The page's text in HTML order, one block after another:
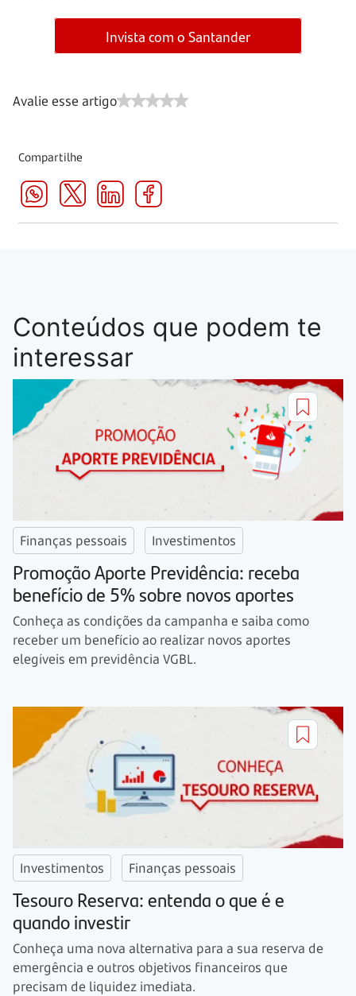
Invista com o Santander
Avalie esse artigo
Compartilhe
Conteúdos que podem te
interessar
Finanças pessoais Investimentos
Promoção Aporte Previdência: receba
benefício de 5% sobre novos aportes
Conheça as condições da campanha e saiba como
receber um benefício ao realizar novos aportes
elegíveis em previdência VGBL.
Investimentos Finanças pessoais
Tesouro Reserva: entenda o que é e
quando investir
Conheça uma nova alternativa para a sua reserva de
emergência e outros objetivos financeiros que
precisam de liquidez imediata.